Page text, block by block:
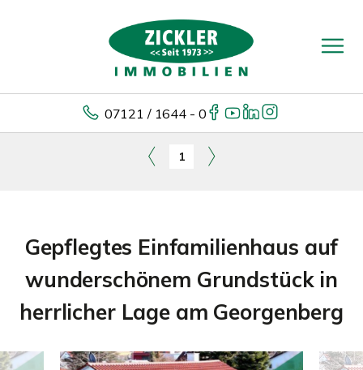
07121 / 1644 - 0
1
Gepflegtes Einfamilienhaus auf
wunderschönem Grundstück in
herrlicher Lage am Georgenberg